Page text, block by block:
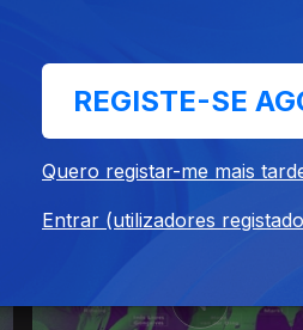
20 fev. 2020
REGISTE-SE
Quero registar-me mais
Entrar (utilizadores